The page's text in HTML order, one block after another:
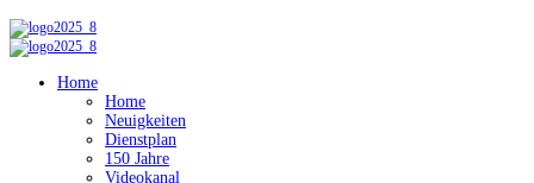
Home
Home
Neuigkeiten
Dienstplan
150 Jahre
Videokanal